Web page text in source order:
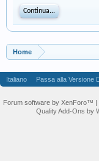
Continua...
Home
Italiano Passa alla Versione
Forum software by XenForo™ |
Quality Add-Ons by